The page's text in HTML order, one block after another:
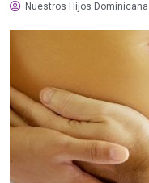
Nuestros Hijos Dominicana